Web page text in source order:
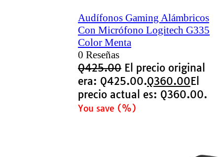
Audífonos Gaming Alámbricos
Con Micrófono Logitech G335
Color Menta
0 Reseñas
Q425.00 El precio original
era: Q425.00.Q360.00El
precio actual es: Q360.00.
You save (%)